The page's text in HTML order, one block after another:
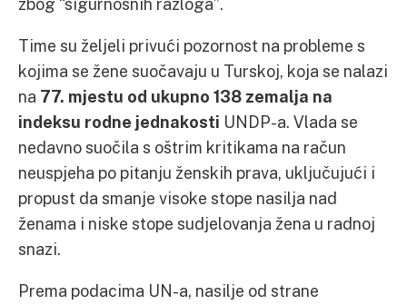
Time su željeli privući pozornost na probleme s
kojima se žene suočavaju u Turskoj, koja se nalazi
na 77. mjestu od ukupno 138 zemalja na
indeksu rodne jednakosti UNDP-a. Vlada se
nedavno suočila s oštrim kritikama na račun
neuspjeha po pitanju ženskih prava, uključujući i
propust da smanje visoke stope nasilja nad
ženama i niske stope sudjelovanja žena u radnoj
snazi.
Prema podacima UN-a, nasilje od strane